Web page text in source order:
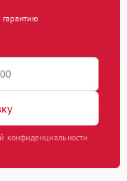
гарантию
конфиденциальности